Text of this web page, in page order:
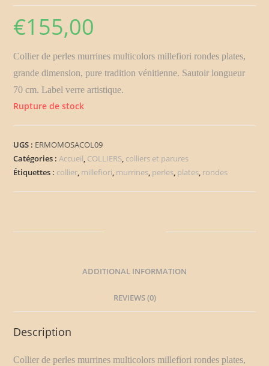
€155,00
Collier de perles murrines multicolors millefiori rondes plates,
grande dimension, pure tradition vénitienne. Sautoir longueur
70 cm. Label verre artistique.
Rupture de stock
UGS : ERMOMOSACOL09
Catégories :Accueil, COLLIERS, colliers et parures
Étiquettes : collier, millefiori, murrines, perles, plates, rondes
ADDITIONAL INFORMATION
REVIEWS (0)
Description
Collier de perles murrines multicolors millefiori rondes plates,